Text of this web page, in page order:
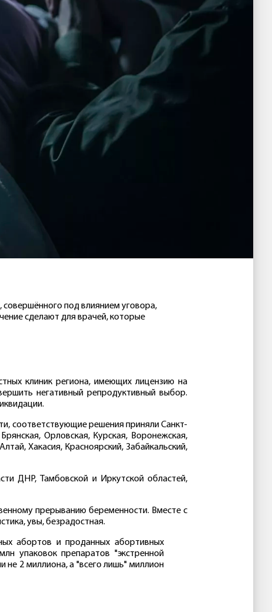
под влиянием уговора,
сделают для врачей, которые
клиник региона, имеющих лицензию на
негативный репродуктивный выбор.
соответствующие решения приняли Санкт-
Орловская, Курская, Воронежская,
Хакасия, Красноярский, Забайкальский,
ДНР, Тамбовской и Иркутской областей,
прерыванию беременности. Вместе с
увы, безрадостная.
абортов и проданных абортивных
упаковок препаратов "экстренной
не 2 миллиона, а "всего лишь" миллион
Ивана Ильина